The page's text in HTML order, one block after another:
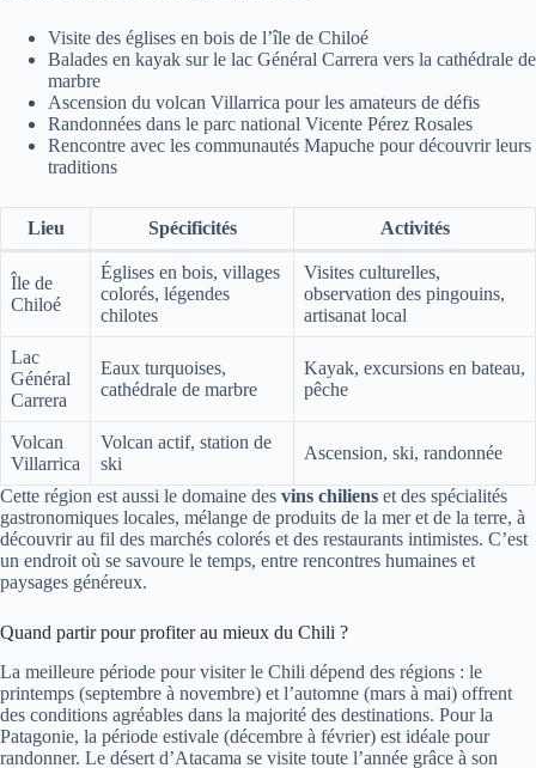
Visite des églises en bois de l’île de Chiloé
Balades en kayak sur le lac Général Carrera vers la cathédrale de
marbre
Ascension du volcan Villarrica pour les amateurs de défis
Randonnées dans le parc national Vicente Pérez Rosales
Rencontre avec les communautés Mapuche pour découvrir leurs
traditions
Lieu Spécificités Activités
Île de
Chiloé
Églises en bois, villages
colorés, légendes
chilotes
Visites culturelles,
observation des pingouins,
artisanat local
Lac
Général
Carrera
Eaux turquoises,
cathédrale de marbre
Kayak, excursions en bateau,
pêche
Volcan
Villarrica
Volcan actif, station de
ski
Ascension, ski, randonnée
Cette région est aussi le domaine des vins chiliens et des spécialités
gastronomiques locales, mélange de produits de la mer et de la terre, à
découvrir au fil des marchés colorés et des restaurants intimistes. C’est
un endroit où se savoure le temps, entre rencontres humaines et
paysages généreux.
Quand partir pour profiter au mieux du Chili ?
La meilleure période pour visiter le Chili dépend des régions : le
printemps (septembre à novembre) et l’automne (mars à mai) offrent
des conditions agréables dans la majorité des destinations. Pour la
Patagonie, la période estivale (décembre à février) est idéale pour
randonner. Le désert d’Atacama se visite toute l’année grâce à son